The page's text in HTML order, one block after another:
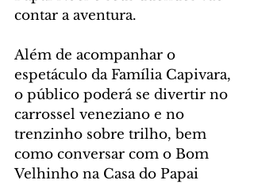
contar a aventura.
Além de acompanhar o
espetáculo da Família Capivara,
o público poderá se divertir no
carrossel veneziano e no
trenzinho sobre trilho, bem
como conversar com o Bom
Velhinho na Casa do Papai